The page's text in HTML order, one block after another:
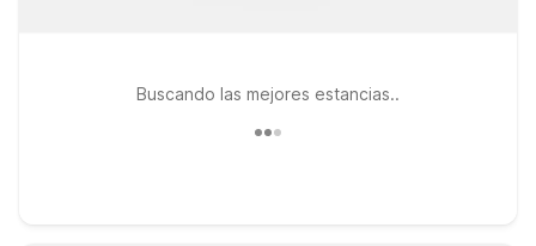
Buscando las mejores estancias..